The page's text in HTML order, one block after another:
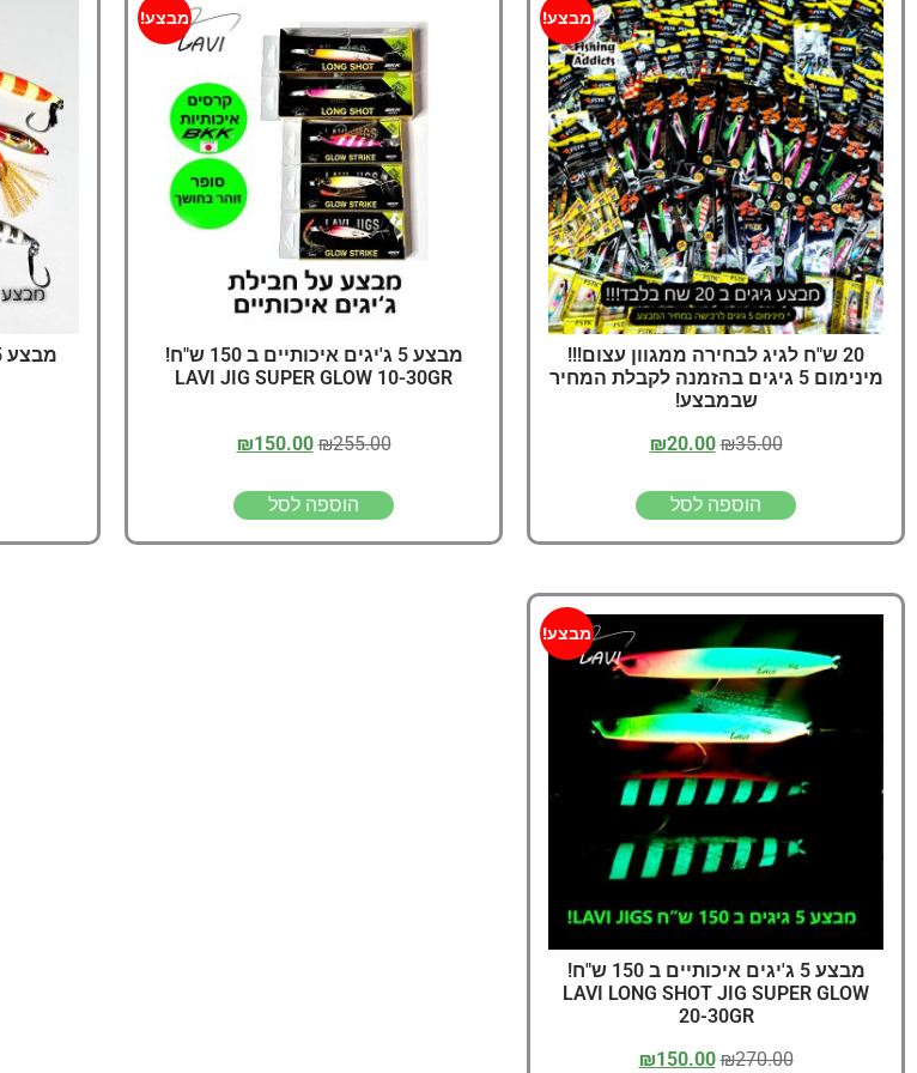
מבצע!
20 ש"ח לגיג לבחירה ממגוון עצום!!!
מינימום 5 גיגים בהזמנה לקבלת המחיר
שבמבצע!
₪35.00
₪20.00
הוספה לסל
מבצע!
מבצע 5 ג'יגים איכותיים ב 150 ש"ח!
LAVI JIG SUPER GLOW 10-30GR
₪255.00
₪150.00
הוספה לסל
מבצע 5 גיגים מומלצים ב 100 שח!
מבצע!
מבצע 5 ג'יגים איכותיים ב 150 ש"ח!
LAVI LONG SHOT JIG SUPER GLOW
20-30GR
₪270.00
₪150.00